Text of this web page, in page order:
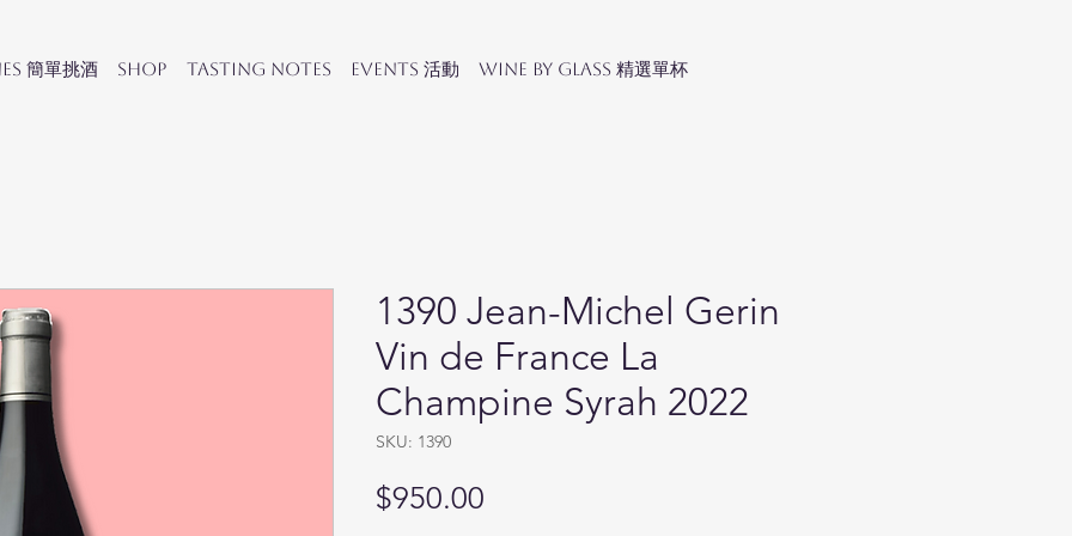
簡單挑酒 SHOP Tasting Notes Events 活動 Wine by Glass 精選單杯
1390 Jean-Michel Gerin
Vin de France La
Champine Syrah 2022
SKU: 1390
$950.00